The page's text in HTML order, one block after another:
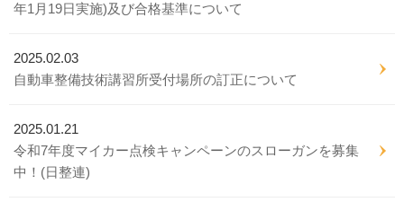
年1月19日実施)及び合格基準について
2025.02.03
自動車整備技術講習所受付場所の訂正について
2025.01.21
令和7年度マイカー点検キャンペーンのスローガンを募集
中！(日整連)